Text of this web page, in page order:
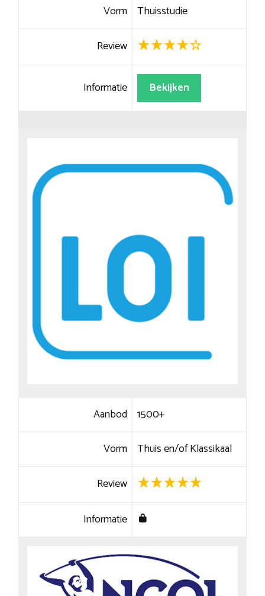
Vorm Thuisstudie
Review
Informatie Bekijken
Aanbod 1500+
Vorm Thuis en/of Klassikaal
Review
Informatie